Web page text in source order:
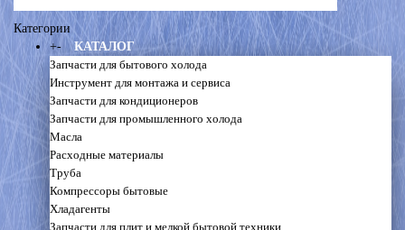
Категории
+-
КАТАЛОГ
Запчасти для бытового холода
Инструмент для монтажа и сервиса
Запчасти для кондиционеров
Запчасти для промышленного холода
Масла
Расходные материалы
Труба
Компрессоры бытовые
Хладагенты
Запчасти для плит и мелкой бытовой техники